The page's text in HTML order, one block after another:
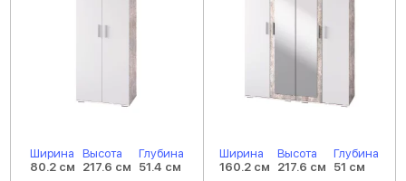
Ширина
80.2 см
Высота
217.6 см
Глубина
51.4 см
Ширина
160.2 см
Высота
217.6 см
Глубина
51 см